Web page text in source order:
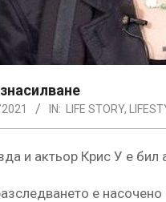
IN: LIFE STORY,
и актьор Крис У е
е